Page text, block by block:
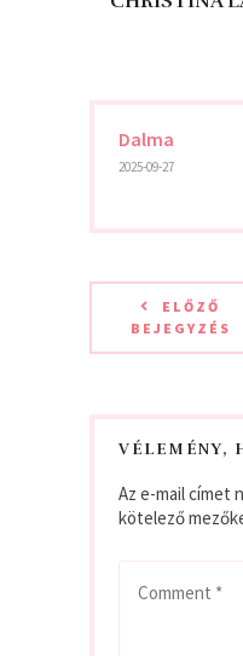
Dalma
2025-09-27
ELŐZŐ
BEJEGYZÉS
VÉLEMÉNY,
Az e-mail címet
kötelező